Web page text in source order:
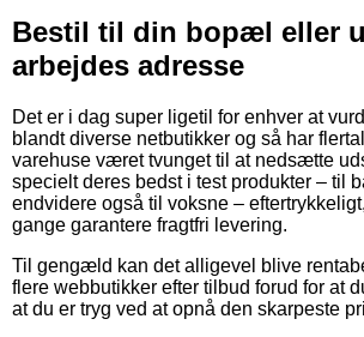
Bestil til din bopæl eller
arbejdes adresse
Det er i dag super ligetil for enhver at
blandt diverse netbutikker og så har
varehuse været tvunget til at nedsætte
specielt deres bedst i test produkter – til
endvidere også til voksne –
gange garantere fragtfri levering.
Til gengæld kan det alligevel blive
flere webbutikker efter tilbud forud for at
at du er tryg ved at opnå den skarpeste